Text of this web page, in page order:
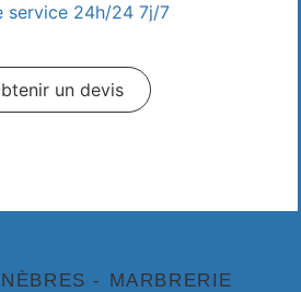
service 24h/24 7j/7
un devis
- MARBRERIE